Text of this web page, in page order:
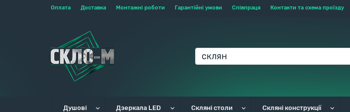
Оплата Доставка Монтажні роботи Гарантійні умови Співпраця Контакти та схема проїзду
Душові Дзеркала LED Скляні столи Скляні конструкції